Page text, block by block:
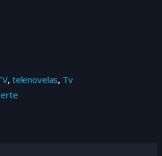
, telenovelas, Tv